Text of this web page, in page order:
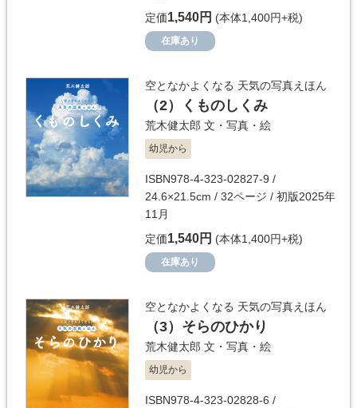
定価1,540円 (本体1,400円+税)
在庫あり
空となかよくなる 天気の写真えほん
（2） くものしくみ
荒木健太郎 文・写真・絵
幼児から
ISBN978-4-323-02827-9 /
24.6×21.5cm / 32ページ / 初版2025年
11月
定価1,540円 (本体1,400円+税)
在庫あり
空となかよくなる 天気の写真えほん
（3） そらのひかり
荒木健太郎 文・写真・絵
幼児から
ISBN978-4-323-02828-6 /